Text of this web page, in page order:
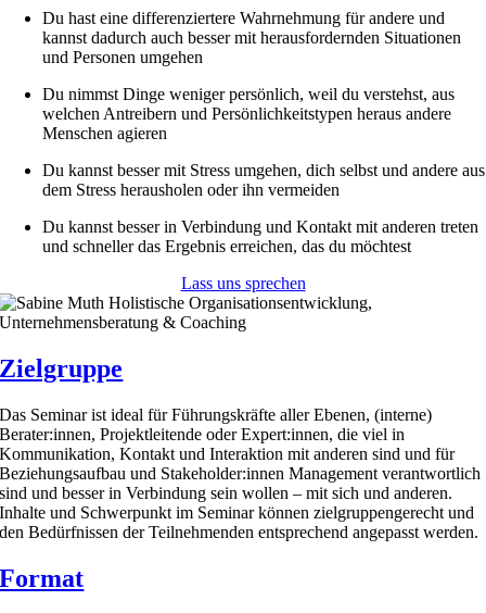
Du hast eine differenziertere Wahrnehmung für andere und
kannst dadurch auch besser mit herausfordernden Situationen
und Personen umgehen
Du nimmst Dinge weniger persönlich, weil du verstehst, aus
welchen Antreibern und Persönlichkeitstypen heraus andere
Menschen agieren
Du kannst besser mit Stress umgehen, dich selbst und andere aus
dem Stress herausholen oder ihn vermeiden
Du kannst besser in Verbindung und Kontakt mit anderen treten
und schneller das Ergebnis erreichen, das du möchtest
Lass uns sprechen
Zielgruppe
Das Seminar ist ideal für Führungskräfte aller Ebenen, (interne)
Berater:innen, Projektleitende oder Expert:innen, die viel in
Kommunikation, Kontakt und Interaktion mit anderen sind und für
Beziehungsaufbau und Stakeholder:innen Management verantwortlich
sind und besser in Verbindung sein wollen – mit sich und anderen.
Inhalte und Schwerpunkt im Seminar können zielgruppengerecht und
den Bedürfnissen der Teilnehmenden entsprechend angepasst werden.
Format